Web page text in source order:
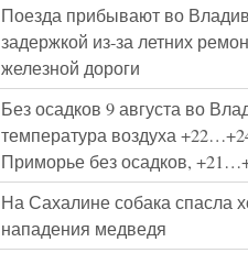
Поезда прибывают во
задержкой из-за летних
железной дороги
Без осадков 9 августа во
температура воздуха
Приморье без осадков,
На Сахалине собака спасла
нападения медведя